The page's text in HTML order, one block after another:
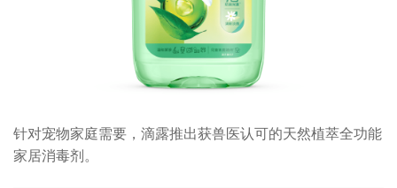
针对宠物家庭需要，滴露推出获兽医认可的天然植萃全功能
家居消毒剂。